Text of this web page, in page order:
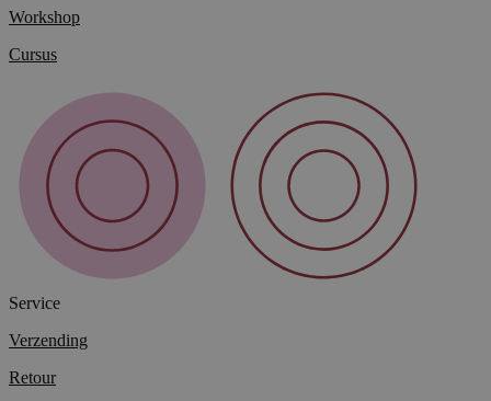
Workshop
Cursus
Service
Verzending
Retour